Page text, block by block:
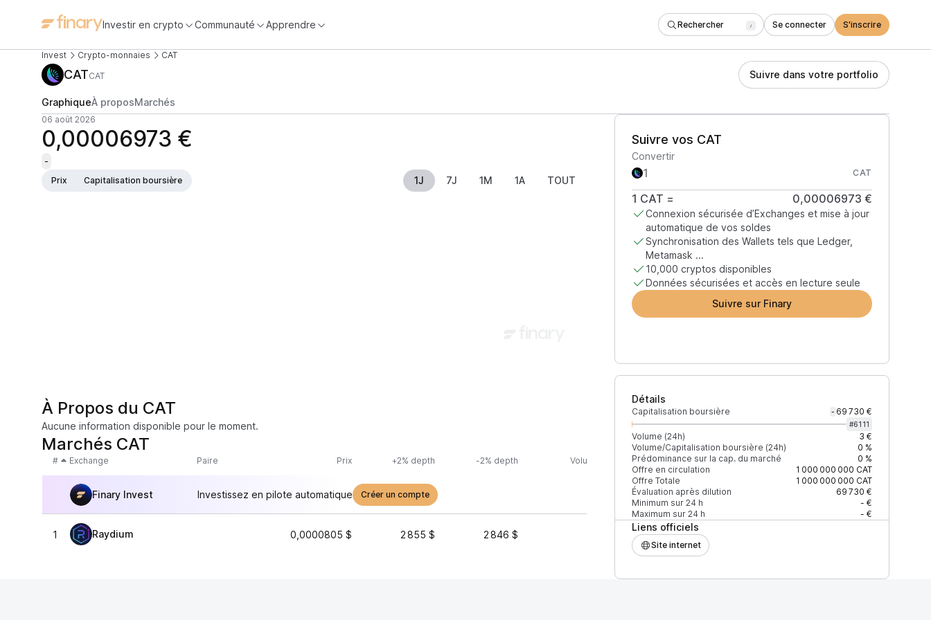
Investir en crypto Communauté Apprendre Rechercher / Se connecter S'inscrire
Invest Crypto-monnaies CAT
CATCAT Suivre dans votre portfolio
GraphiqueÀ proposMarchés
06 août 2026
0,00006973 €
-
Prix
Capitalisation boursière 1J 7J 1M 1A TOUT
Suivre vos CAT
Convertir
CAT
1 CAT = 0,00006973 €
Connexion sécurisée d’Exchanges et mise à jour
automatique de vos soldes
Synchronisation des Wallets tels que Ledger,
Metamask ...
10,000 cryptos disponibles
Données sécurisées et accès en lecture seule
Suivre sur Finary
Détails
Capitalisation boursière - 69 730 €
#6111
Volume (24h)
3 €
Volume/Capitalisation boursière (24h)
0 %
Prédominance sur la cap. du marché
0 %
Offre en circulation
1 000 000 000 CAT
Offre Totale
1 000 000 000 CAT
Évaluation après dilution
69 730 €
Minimum sur 24 h
- €
Maximum sur 24 h
- €
Liens officiels
Site internet
À Propos du CAT
Aucune information disponible pour le moment.
Marchés CAT
# Exchange Paire Prix +2% depth -2% depth Volume (24h) % du volume Confiance Mis à jour
Finary Invest Investissez en pilote automatique Créer un compte
1 Raydium 0,0000805 $ 2 855 $ 2 846 $ 100 %